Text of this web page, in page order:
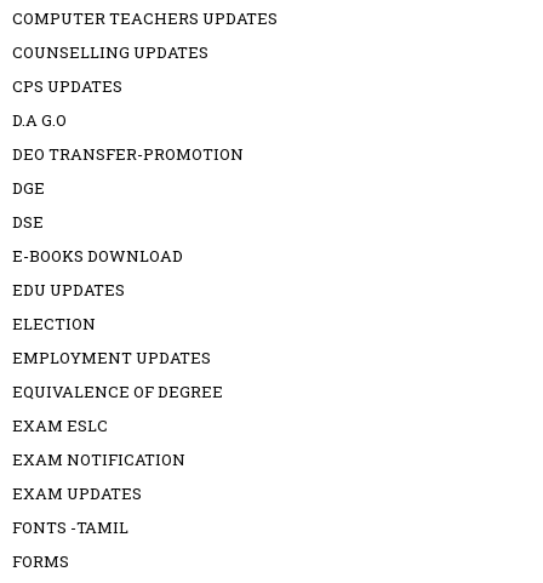
COMPUTER TEACHERS UPDATES
COUNSELLING UPDATES
CPS UPDATES
D.A G.O
DEO TRANSFER-PROMOTION
DGE
DSE
E-BOOKS DOWNLOAD
EDU UPDATES
ELECTION
EMPLOYMENT UPDATES
EQUIVALENCE OF DEGREE
EXAM ESLC
EXAM NOTIFICATION
EXAM UPDATES
FONTS -TAMIL
FORMS